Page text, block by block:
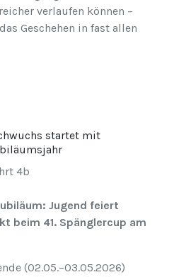
verlaufen können –
Geschehen in fast allen
startet mit
Jugend feiert
beim 41. Spänglercup am
(02.05.–03.05.2026)